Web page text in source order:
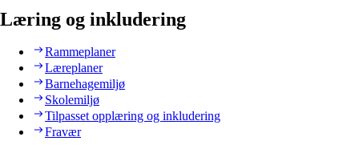
Læring og inkludering
Rammeplaner
Læreplaner
Barnehagemiljø
Skolemiljø
Tilpasset opplæring og inkludering
Fravær